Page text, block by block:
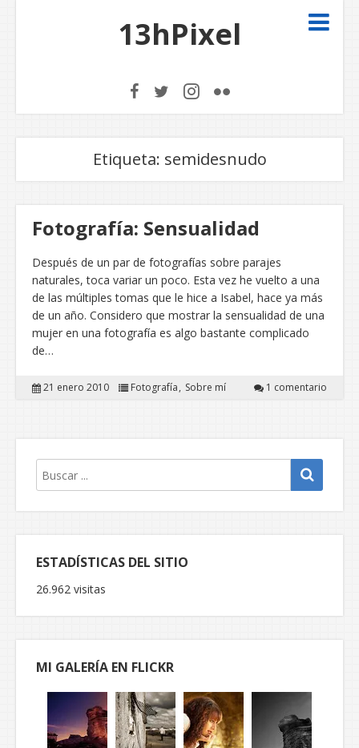
13hPixel
Etiqueta: semidesnudo
Fotografía: Sensualidad
Después de un par de fotografías sobre parajes
naturales, toca variar un poco. Esta vez he vuelto a una
de las múltiples tomas que le hice a Isabel, hace ya más
de un año. Considero que mostrar la sensualidad de una
mujer en una fotografía es algo bastante complicado
de…
21 enero 2010 Fotografía Sobre mí 1 comentario
ESTADÍSTICAS DEL SITIO
26.962 visitas
MI GALERÍA EN FLICKR